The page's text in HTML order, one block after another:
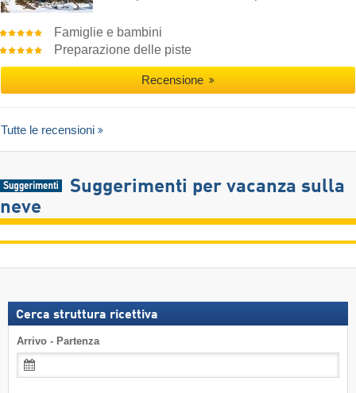
Famiglie e bambini
Preparazione delle piste
Recensione
Tutte le recensioni
Suggerimenti per vacanza sulla
neve
Cerca struttura ricettiva
Arrivo - Partenza